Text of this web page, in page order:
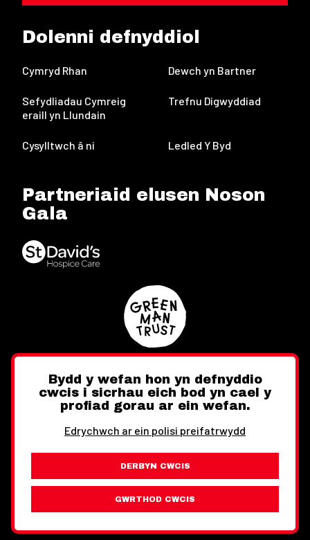
Dolenni defnyddiol
Cymryd Rhan Dewch yn Bartner
Sefydliadau Cymreig
eraill yn Llundain
Trefnu Digwyddiad
Cysylltwch â ni Ledled Y Byd
Partneriaid elusen Noson
Gala
Twitter FacebookInstagram
Ewch i'r Wefan Toward
Gwybodaeth Cyfreithiol
Wythnos Cymru Llundain © Hawlfraint 2026
Bydd y wefan hon yn defnyddio
cwcis i sicrhau eich bod yn cael y
profiad gorau ar ein wefan.
Edrychwch ar ein polisi preifatrwydd
DERBYN CWCIS
GWRTHOD CWCIS